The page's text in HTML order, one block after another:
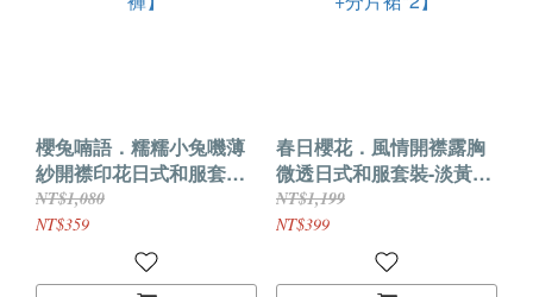
櫻兔喃語．糯糯小兔嘰薄
紗開襟印花日式和服套裝
【髮箍+和服+圍裙+T褲】
NT$1,080
NT$359
春日櫻花．風情開襟露胸
微透日式和服套裝-淡黃色
【外套+胸罩+T褲+腰封
+分片裙*2】
NT$1,199
NT$399